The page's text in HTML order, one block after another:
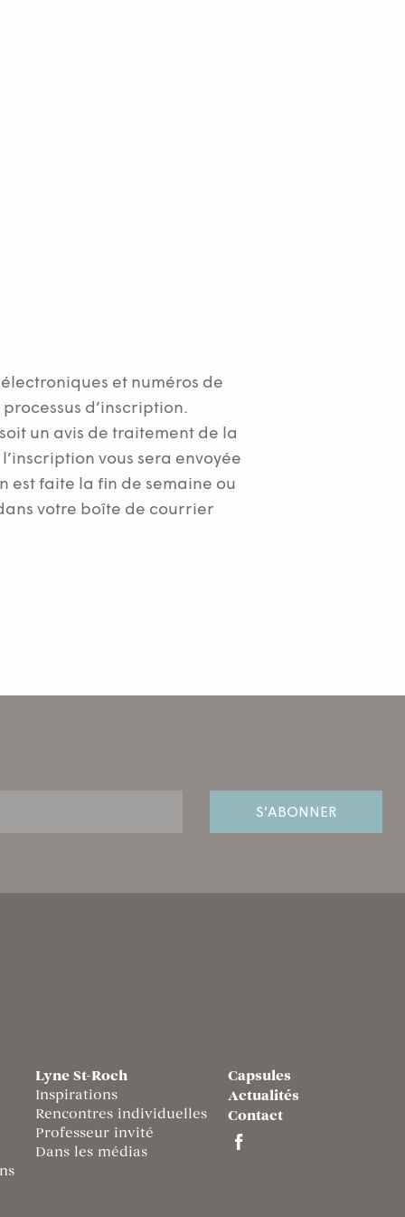
et numéros de
d’inscription.
un avis de traitement de la
vous sera envoyée
est faite la fin de semaine ou
votre boîte de courrier
Lyne St-Roch
Inspirations
Rencontres individuelles
Professeur invité
Dans les médias
Capsules
Actualités
Contact